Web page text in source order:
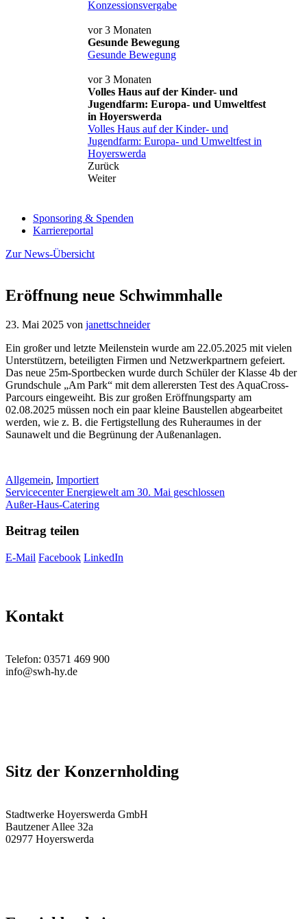
Konzessionsvergabe
vor 3 Monaten
Gesunde Bewegung
Gesunde Bewegung
vor 3 Monaten
Volles Haus auf der Kinder- und
Jugendfarm: Europa- und Umweltfest
in Hoyerswerda
Volles Haus auf der Kinder- und
Jugendfarm: Europa- und Umweltfest in
Hoyerswerda
Zurück
Weiter
Sponsoring & Spenden
Karriereportal
Zur News-Übersicht
Eröffnung neue Schwimmhalle
23. Mai 2025 von janettschneider
Ein großer und letzte Meilenstein wurde am 22.05.2025 mit vielen
Unterstützern, beteiligten Firmen und Netzwerkpartnern gefeiert.
Das neue 25m-Sportbecken wurde durch Schüler der Klasse 4b der
Grundschule „Am Park“ mit dem allerersten Test des AquaCross-
Parcours eingeweiht. Bis zur großen Eröffnungsparty am
02.08.2025 müssen noch ein paar kleine Baustellen abgearbeitet
werden, wie z. B. die Fertigstellung des Ruheraumes in der
Saunawelt und die Begrünung der Außenanlagen.
Kategorien
Allgemein, Importiert
Servicecenter Energiewelt am 30. Mai geschlossen
Außer-Haus-Catering
Beitrag teilen
E-Mail Facebook LinkedIn
Kontakt
Telefon: 03571 469 900
info@swh-hy.de
Sitz der Konzernholding
Stadtwerke Hoyerswerda GmbH
Bautzener Allee 32a
02977 Hoyerswerda